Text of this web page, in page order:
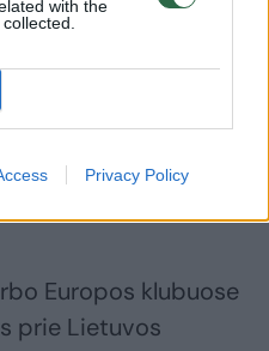
with the
Privacy Policy
Nowitzkį, Steve‘ą
kalibro žaidėjus. Jo
ekipoje kadaise
visų laikų NBA
Europos klubuose
prie Lietuvos